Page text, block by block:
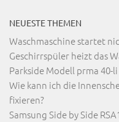
NEUESTE THEMEN
Waschmaschine startet
Geschirrspüler heizt das
Parkside Modell prma 40-li
Wie kann ich die
fixieren?
Samsung Side by Side